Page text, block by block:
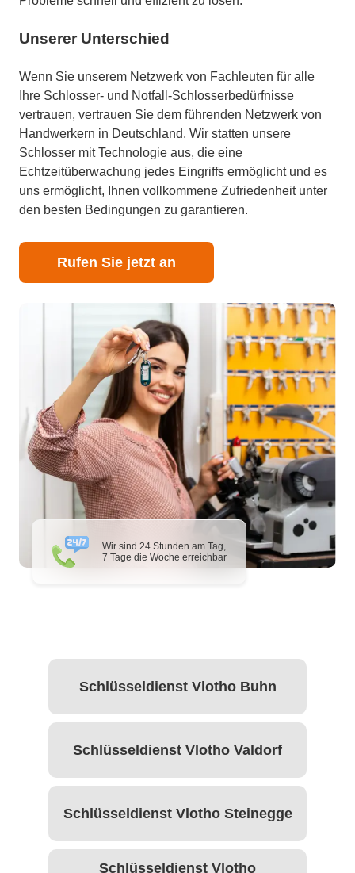
Wir sind 24 Stunden am Tag,
7 Tage die Woche erreichbar
Unserer Unterschied
Wenn Sie unserem Netzwerk von Fachleuten für alle
Ihre Schlosser- und Notfall-Schlosserbedürfnisse
vertrauen, vertrauen Sie dem führenden Netzwerk von
Handwerkern in Deutschland. Wir statten unsere
Schlosser mit Technologie aus, die eine
Echtzeitüberwachung jedes Eingriffs ermöglicht und es
uns ermöglicht, Ihnen vollkommene Zufriedenheit unter
den besten Bedingungen zu garantieren.
Rufen Sie jetzt an
Schlüsseldienst Vlotho Buhn
Schlüsseldienst Vlotho Valdorf
Schlüsseldienst Vlotho Steinegge
Schlüsseldienst Vlotho